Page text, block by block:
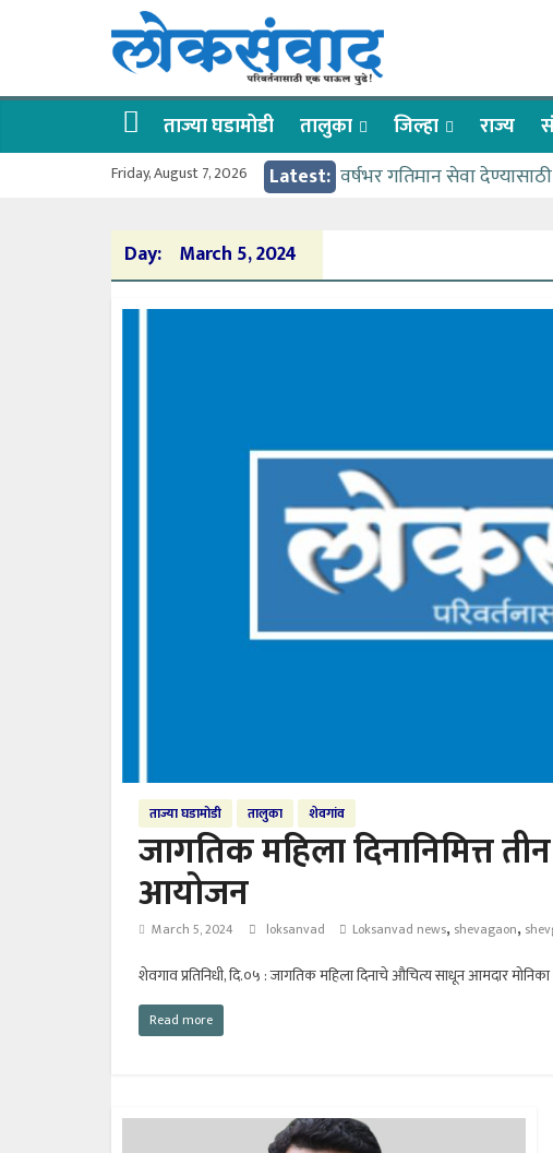
लोकसंवाद
ताज्या
घडामोडी
ताज्या घडामोडी तालुका जिल्हा राज्य
Friday, August 7, 2026 Latest: वर्षभर गतिमान सेवा
Day: March 5, 2024
ताज्या घडामोडी तालुका शेवगांव
जागतिक महिला दिनानिमित्त
आयोजन
March 5, 2024 loksanvad Loksanvad news, shevagaon,
शेवगाव प्रतिनिधी, दि.०५ : जागतिक महिला दिनाचे औचित्य साधून आमदार
Read more